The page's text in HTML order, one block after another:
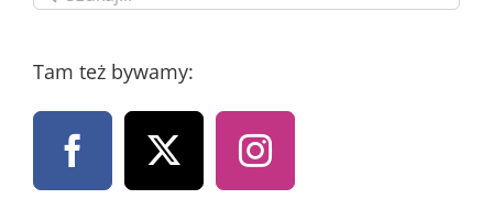
Tam też bywamy: